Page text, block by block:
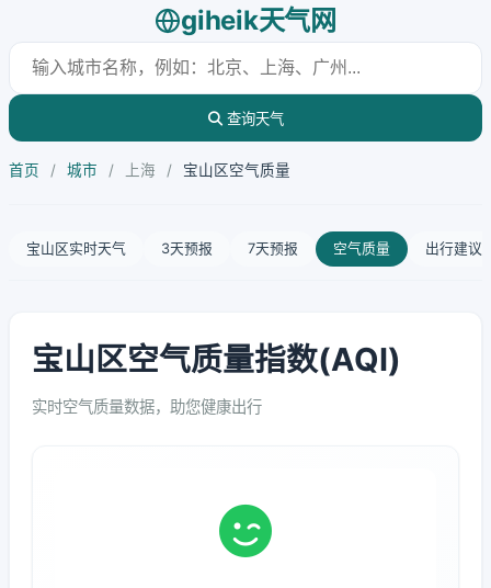
giheik天气网
查询天气
首页 / 城市 / 上海 / 宝山区空气质量
宝山区实时天气 3天预报 7天预报 空气质量 出行建议
宝山区空气质量指数(AQI)
实时空气质量数据，助您健康出行